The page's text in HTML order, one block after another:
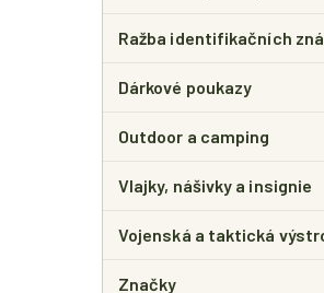
Ražba identifikačních
Dárkové poukazy
Outdoor a camping
Vlajky, nášivky a insignie
Vojenská a taktická
Značky